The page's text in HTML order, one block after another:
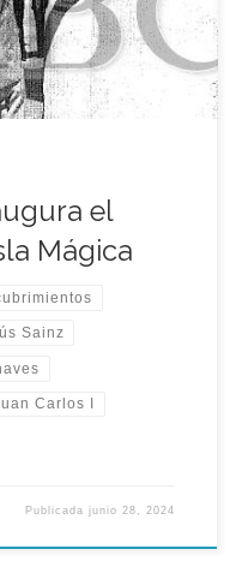
en la […]
el
Mágica
Sainz
Carlos I
Publicadajunio 28, 2024